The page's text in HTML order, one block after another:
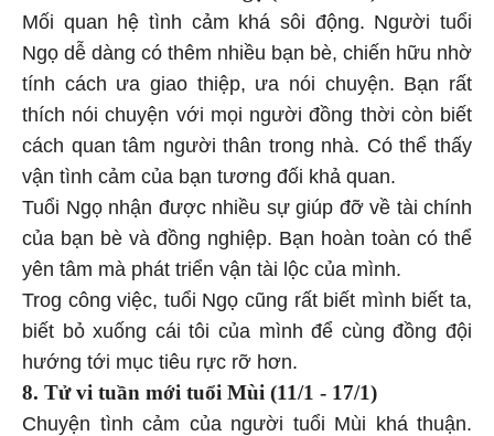
Mối quan hệ tình cảm khá sôi động. Người tuổi
Ngọ dễ dàng có thêm nhiều bạn bè, chiến hữu nhờ
tính cách ưa giao thiệp, ưa nói chuyện. Bạn rất
thích nói chuyện với mọi người đồng thời còn biết
cách quan tâm người thân trong nhà. Có thể thấy
vận tình cảm của bạn tương đối khả quan.
Tuổi Ngọ nhận được nhiều sự giúp đỡ về tài chính
của bạn bè và đồng nghiệp. Bạn hoàn toàn có thể
yên tâm mà phát triển vận tài lộc của mình.
Trog công việc, tuổi Ngọ cũng rất biết mình biết ta,
biết bỏ xuống cái tôi của mình để cùng đồng đội
hướng tới mục tiêu rực rỡ hơn.
8. Tử vi tuần mới tuổi Mùi (11/1 - 17/1)
Chuyện tình cảm của người tuổi Mùi khá thuận.